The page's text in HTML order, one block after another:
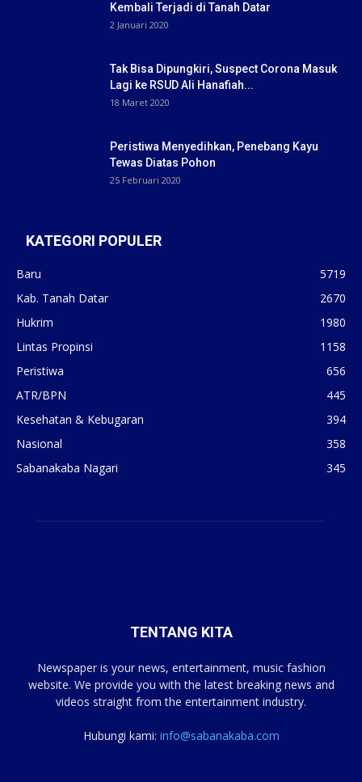
Kembali Terjadi di Tanah Datar
2 Januari 2020
Tak Bisa Dipungkiri, Suspect Corona Masuk
Lagi ke RSUD Ali Hanafiah...
18 Maret 2020
Peristiwa Menyedihkan, Penebang Kayu
Tewas Diatas Pohon
25 Februari 2020
KATEGORI POPULER
Baru
5719
Kab. Tanah Datar
2670
Hukrim
1980
Lintas Propinsi
1158
Peristiwa
656
ATR/BPN
445
Kesehatan & Kebugaran
394
Nasional
358
Sabanakaba Nagari
345
TENTANG KITA
Newspaper is your news, entertainment, music fashion
website. We provide you with the latest breaking news and
videos straight from the entertainment industry.
Hubungi kami: info@sabanakaba.com